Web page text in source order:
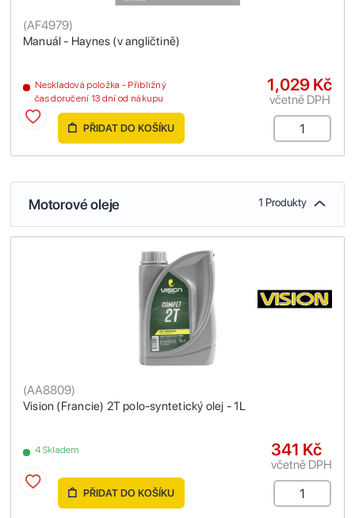
Manuál - Haynes (v angličtině)
(AF4979)
Neskladová položka - Přibližný
čas doručení 13 dní od nákupu
1,029 Kč
včetně DPH
PŘIDAT DO KOŠÍKU
Motorové oleje 1 Produkty
Vision (Francie) 2T polo-syntetický olej - 1L
(AA8809)
4 Skladem 341 Kč
včetně DPH
PŘIDAT DO KOŠÍKU